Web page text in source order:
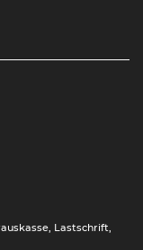
Lastschrift,